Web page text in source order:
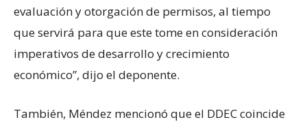
evaluación y otorgación de permisos, al tiempo
que servirá para que este tome en consideración
imperativos de desarrollo y crecimiento
económico”, dijo el deponente.
También, Méndez mencionó que el DDEC coincide